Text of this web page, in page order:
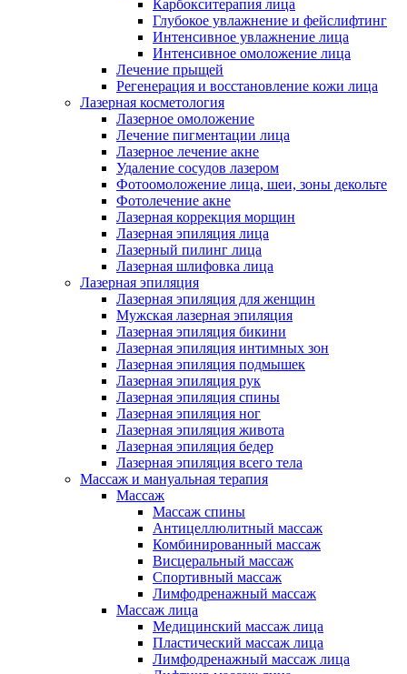
Карбокситерапия лица
Глубокое увлажнение и фейслифтинг
Интенсивное увлажнение лица
Интенсивное омоложение лица
Лечение прыщей
Регенерация и восстановление кожи лица
Лазерная косметология
Лазерное омоложение
Лечение пигментации лица
Лазерное лечение акне
Удаление сосудов лазером
Фотоомоложение лица, шеи, зоны декольте
Фотолечение акне
Лазерная коррекция морщин
Лазерная эпиляция лица
Лазерный пилинг лица
Лазерная шлифовка лица
Лазерная эпиляция
Лазерная эпиляция для женщин
Мужская лазерная эпиляция
Лазерная эпиляция бикини
Лазерная эпиляция интимных зон
Лазерная эпиляция подмышек
Лазерная эпиляция рук
Лазерная эпиляция спины
Лазерная эпиляция ног
Лазерная эпиляция живота
Лазерная эпиляция бедер
Лазерная эпиляция всего тела
Массаж и мануальная терапия
Массаж
Массаж спины
Антицеллюлитный массаж
Комбинированный массаж
Висцеральный массаж
Спортивный массаж
Лимфодренажный массаж
Массаж лица
Медицинский массаж лица
Пластический массаж лица
Лимфодренажный массаж лица